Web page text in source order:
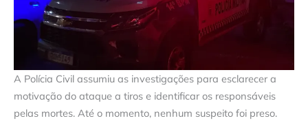
A Polícia Civil assumiu as investigações para esclarecer a
motivação do ataque a tiros e identificar os responsáveis
pelas mortes. Até o momento, nenhum suspeito foi preso.